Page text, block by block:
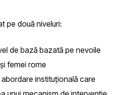
pe două niveluri:
de bază bazată pe nevoile
femei rome
instituțională care